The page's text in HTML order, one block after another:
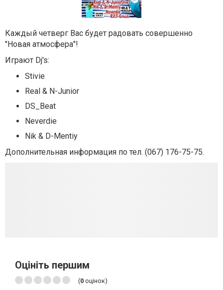
Каждый четверг Вас будет радовать совершенно
"Новая атмосфера"!
Играют Dj's:
Stivie
Real & N-Junior
DS_Beat
Neverdie
Nik & D-Mentiy
Дополнительная информация по тел. (067) 176-75-75.
Оцініть першим
(0 оцінок)